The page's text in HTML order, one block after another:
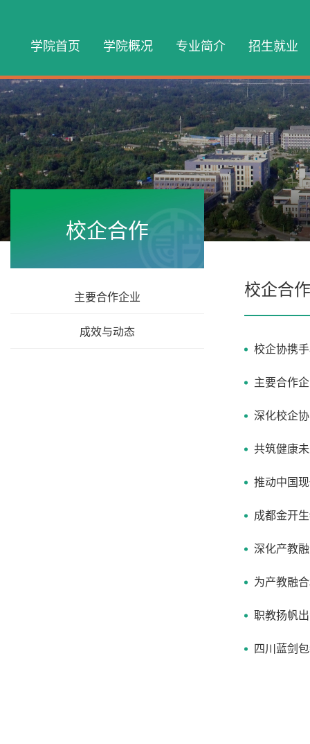
学院首页 学院概况 专业简介 招生就业
校企合作
主要合作企业
成效与动态
校企合作
主要合作
深化校企
共筑健康
推动中国
成都金开
深化产教
为产教融
职教扬帆
四川蓝剑